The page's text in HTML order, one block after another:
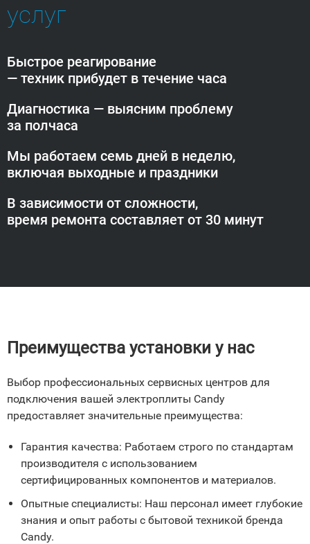
услуг
Быстрое реагирование
— техник прибудет в течение часа
Диагностика — выясним проблему
за полчаса
Мы работаем семь дней в неделю,
включая выходные и праздники
В зависимости от сложности,
время ремонта составляет от 30 минут
Преимущества установки у нас
Выбор профессиональных сервисных центров для
подключения вашей электроплиты Candy
предоставляет значительные преимущества:
Гарантия качества: Работаем строго по стандартам
производителя с использованием
сертифицированных компонентов и материалов.
Опытные специалисты: Наш персонал имеет глубокие
знания и опыт работы с бытовой техникой бренда
Candy.